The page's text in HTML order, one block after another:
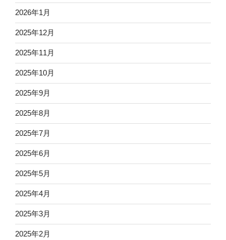
2026年1月
2025年12月
2025年11月
2025年10月
2025年9月
2025年8月
2025年7月
2025年6月
2025年5月
2025年4月
2025年3月
2025年2月